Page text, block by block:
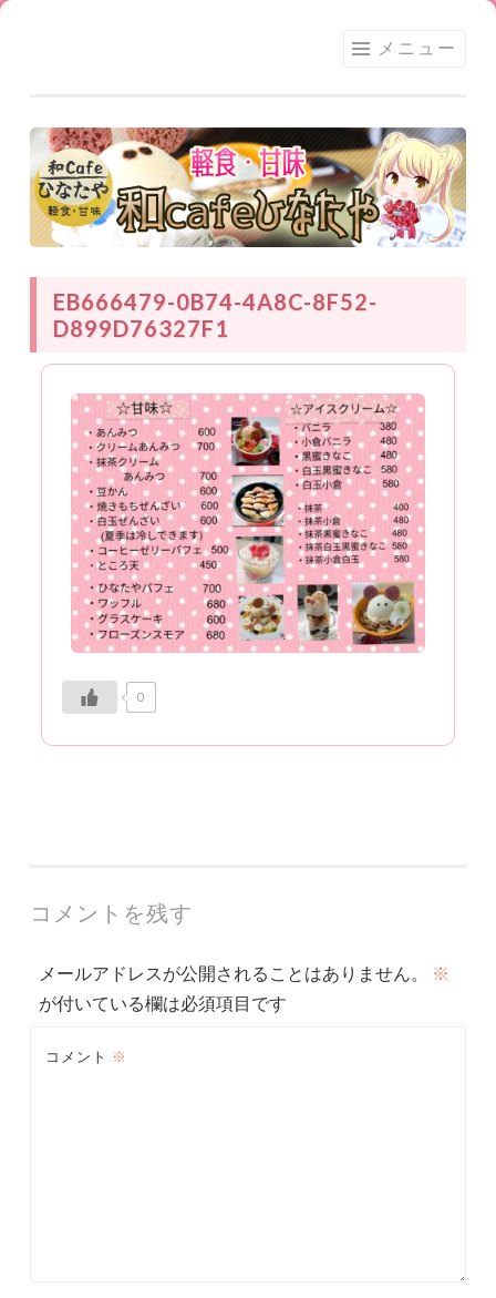
ン
ツ
へ
ス
キ
ッ
ひな
たや
メニュー
EB666479-0B74-4A8C-8F52-
D899D76327F1
0
コメントを残す
メールアドレスが公開されることはありません。
※
が付いている欄は必須項目です
コメント ※